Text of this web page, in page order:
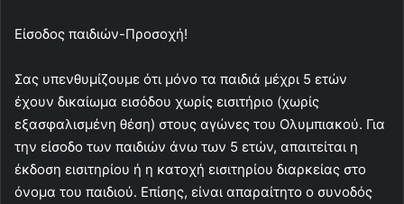
Είσοδος παιδιών-Προσοχή!
Σας υπενθυμίζουμε ότι μόνο τα παιδιά μέχρι 5 ετών
έχουν δικαίωμα εισόδου χωρίς εισιτήριο (χωρίς
εξασφαλισμένη θέση) στους αγώνες του Ολυμπιακού. Για
την είσοδο των παιδιών άνω των 5 ετών, απαιτείται η
έκδοση εισιτηρίου ή η κατοχή εισιτηρίου διαρκείας στο
όνομα του παιδιού. Επίσης, είναι απαραίτητο ο συνοδός